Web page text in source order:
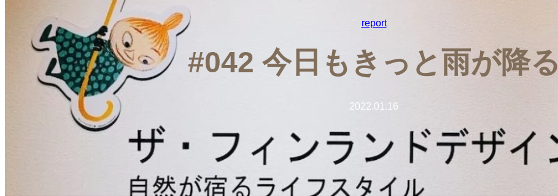
report
#042 今日もきっと雨が降る
2022.01.16